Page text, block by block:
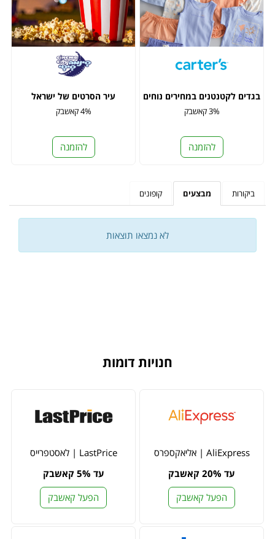
בגדים לקטנטנים במחירים נוחים
3% קאשבק
להזמנה
עיר הסרטים של ישראל
4% קאשבק
להזמנה
ביקורות מבצעים קופונים
לא נמצאו תוצאות
חנויות דומות
AliExpress | אליאקספרס
עד 20% קאשבק
הפעל קאשבק
LastPrice | לאסטפרייס
עד 5% קאשבק
הפעל קאשבק